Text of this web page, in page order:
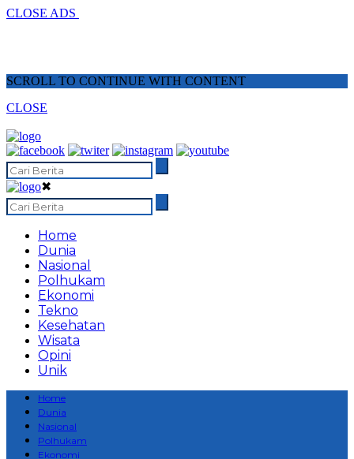
CLOSE ADS
SCROLL TO CONTINUE WITH CONTENT
CLOSE
✖
Home
Dunia
Nasional
Polhukam
Ekonomi
Tekno
Kesehatan
Wisata
Opini
Unik
Home
Dunia
Nasional
Polhukam
Ekonomi